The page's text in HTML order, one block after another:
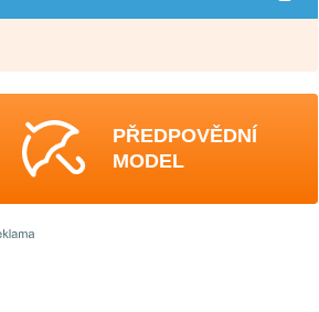
PŘEDPOVĚDNÍ
MODEL